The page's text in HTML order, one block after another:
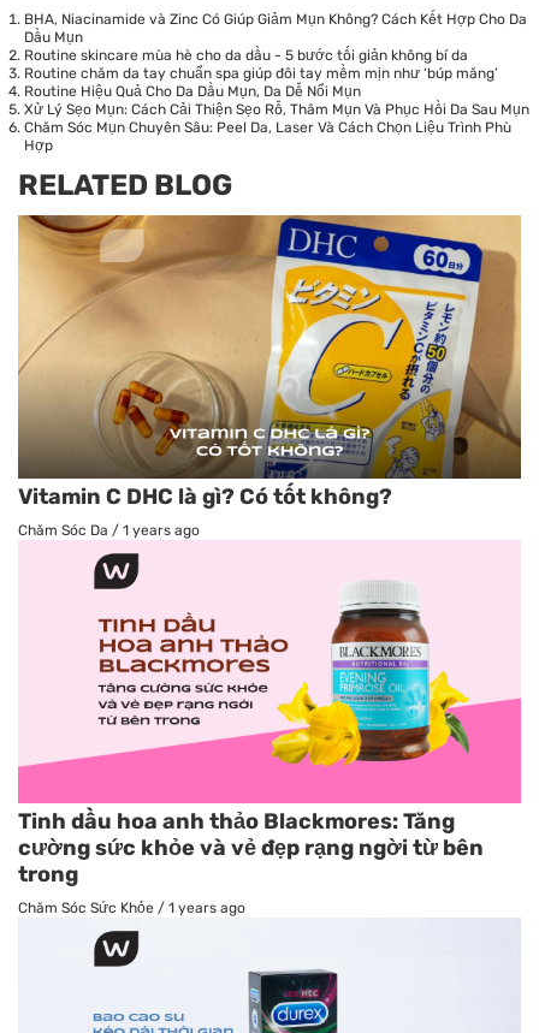
BHA, Niacinamide và Zinc Có Giúp Giảm Mụn Không? Cách Kết Hợp Cho Da
Dầu Mụn
Routine skincare mùa hè cho da dầu - 5 bước tối giản không bí da
Routine chăm da tay chuẩn spa giúp đôi tay mềm mịn như ‘búp măng’
Routine Hiệu Quả Cho Da Dầu Mụn, Da Dễ Nổi Mụn
Xử Lý Sẹo Mụn: Cách Cải Thiện Sẹo Rỗ, Thâm Mụn Và Phục Hồi Da Sau Mụn
Chăm Sóc Mụn Chuyên Sâu: Peel Da, Laser Và Cách Chọn Liệu Trình Phù
Hợp
RELATED BLOG
Vitamin C DHC là gì? Có tốt không?
Chăm Sóc Da / 1 years ago
Tinh dầu hoa anh thảo Blackmores: Tăng
cường sức khỏe và vẻ đẹp rạng ngời từ bên
trong
Chăm Sóc Sức Khỏe / 1 years ago